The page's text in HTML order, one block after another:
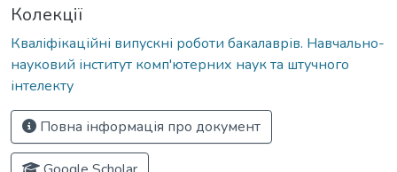
Колекції
Кваліфікаційні випускні роботи бакалаврів. Навчально-
науковий інститут комп'ютерних наук та штучного
інтелекту
Повна інформація про документ